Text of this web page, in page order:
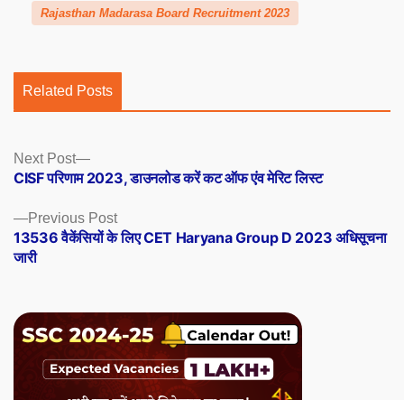
Rajasthan Madarasa Board Recruitment 2023
Related Posts
Posts
navigation
Previous PostPrevious
post:
13536 वैकेंसियों के लिए CET Haryana Group D 2023 अधिसूचना
जारी
Next Post
Next
post:
CISF परिणाम 2023, डाउनलोड करें कट ऑफ एंव मेरिट लिस्ट